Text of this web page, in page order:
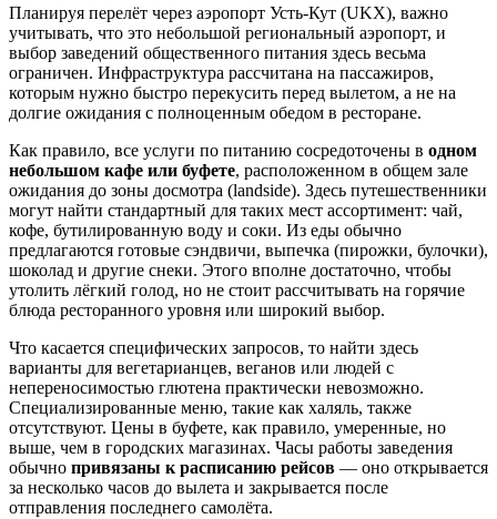
Планируя перелёт через аэропорт Усть-Кут (UKX), важно
учитывать, что это небольшой региональный аэропорт, и
выбор заведений общественного питания здесь весьма
ограничен. Инфраструктура рассчитана на пассажиров,
которым нужно быстро перекусить перед вылетом, а не на
долгие ожидания с полноценным обедом в ресторане.
Как правило, все услуги по питанию сосредоточены в одном
небольшом кафе или буфете, расположенном в общем зале
ожидания до зоны досмотра (landside). Здесь путешественники
могут найти стандартный для таких мест ассортимент: чай,
кофе, бутилированную воду и соки. Из еды обычно
предлагаются готовые сэндвичи, выпечка (пирожки, булочки),
шоколад и другие снеки. Этого вполне достаточно, чтобы
утолить лёгкий голод, но не стоит рассчитывать на горячие
блюда ресторанного уровня или широкий выбор.
Что касается специфических запросов, то найти здесь
варианты для вегетарианцев, веганов или людей с
непереносимостью глютена практически невозможно.
Специализированные меню, такие как халяль, также
отсутствуют. Цены в буфете, как правило, умеренные, но
выше, чем в городских магазинах. Часы работы заведения
обычно привязаны к расписанию рейсов — оно открывается
за несколько часов до вылета и закрывается после
отправления последнего самолёта.